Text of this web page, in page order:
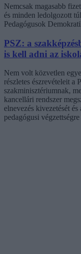
Nemcsak magasabb
és minden ledolgozott
Pedagógusok
PSZ: a
is kell adni az
Nem volt közvetlen
részletes észrevételeit a
szakminisztériumnak,
kancellári rendszer
elnevezés kivezetését
pedagógusi